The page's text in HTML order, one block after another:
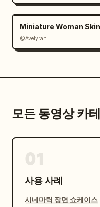
Miniature Woman
@Avelyrah
모든 동영상 카
사용 사례
시네마틱 장면 쇼케이스